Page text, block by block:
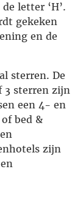
letter ‘H’.
gekeken
en de
sterren. De
3 sterren zijn
een 4- en
bed &
zijn